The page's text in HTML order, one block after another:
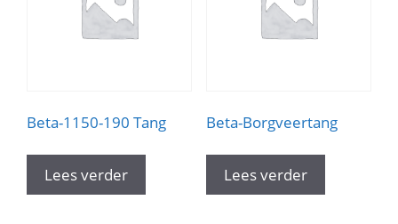
Beta-1150-190 Tang
Lees verder
Beta-Borgveertang
Lees verder